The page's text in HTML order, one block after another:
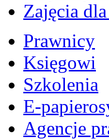
Zajęcia
Prawnicy
Księgowi
Szkolenia
E-
Agencje